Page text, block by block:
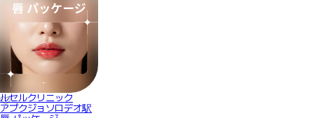
ルセルクリニック
アプクジョソロデオ駅